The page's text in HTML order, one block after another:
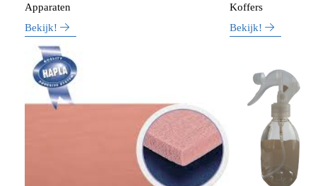
Apparaten
Bekijk!
Koffers
Bekijk!